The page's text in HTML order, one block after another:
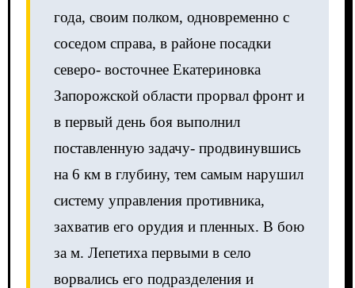
года, своим полком, одновременно с
соседом справа, в районе посадки
северо- восточнее Екатериновка
Запорожской области прорвал фронт и
в первый день боя выполнил
поставленную задачу- продвинувшись
на 6 км в глубину, тем самым нарушил
систему управления противника,
захватив его орудия и пленных. В бою
за м. Лепетиха первыми в село
ворвались его подразделения и